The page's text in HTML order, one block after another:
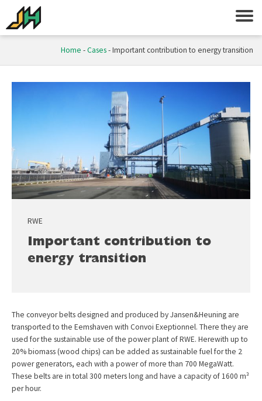
Home -Cases-Important contribution to energy transition
RWE
Important contribution to
energy transition
The conveyor belts designed and produced by Jansen&Heuning are
transported to the Eemshaven with Convoi Exeptionnel. There they are
used for the sustainable use of the power plant of RWE. Herewith up to
20% biomass (wood chips) can be added as sustainable fuel for the 2
power generators, each with a power of more than 700 MegaWatt.
These belts are in total 300 meters long and have a capacity of 1600 m³
per hour.